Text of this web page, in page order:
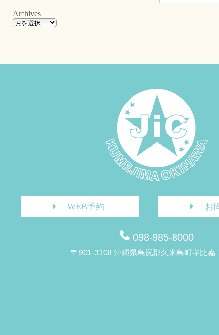
Archives
WEB予約 お
098-985-8000
〒901-3108 沖縄県島尻郡久米島町字比嘉